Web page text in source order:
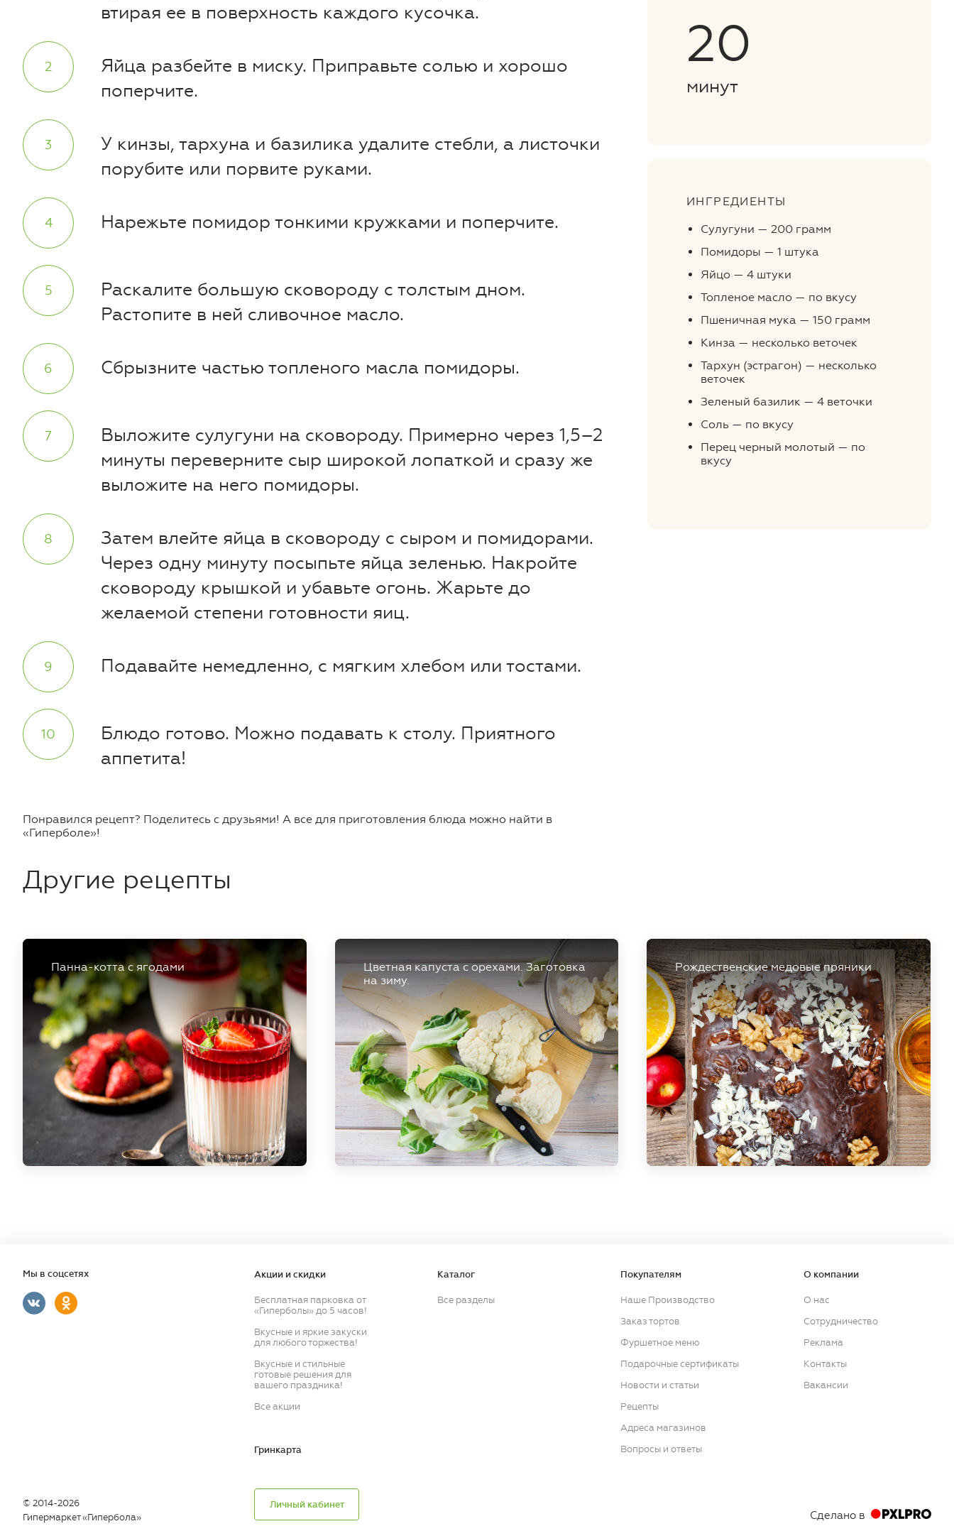
втирая ее в поверхность каждого кусочка.
Яйца разбейте в миску. Приправьте солью и хорошо
поперчите.
У кинзы, тархуна и базилика удалите стебли, а листочки
порубите или порвите руками.
Нарежьте помидор тонкими кружками и поперчите.
Раскалите большую сковороду с толстым дном.
Растопите в ней сливочное масло.
Сбрызните частью топленого масла помидоры.
Выложите сулугуни на сковороду. Примерно через 1,5–2
минуты переверните сыр широкой лопаткой и сразу же
выложите на него помидоры.
Затем влейте яйца в сковороду с сыром и помидорами.
Через одну минуту посыпьте яйца зеленью. Накройте
сковороду крышкой и убавьте огонь. Жарьте до
желаемой степени готовности яиц.
Подавайте немедленно, с мягким хлебом или тостами.
Блюдо готово. Можно подавать к столу. Приятного
аппетита!
Понравился рецепт? Поделитесь с друзьями! А все для приготовления блюда можно найти в
«Гиперболе»!
20
минут
ИНГРЕДИЕНТЫ
Сулугуни — 200 грамм
Помидоры — 1 штука
Яйцо — 4 штуки
Топленое масло — по вкусу
Пшеничная мука — 150 грамм
Кинза — несколько веточек
Тархун (эстрагон) — несколько
веточек
Зеленый базилик — 4 веточки
Соль — по вкусу
Перец черный молотый — по
вкусу
Другие рецепты
Панна-котта с ягодами
Цветная капуста с орехами. Заготовка
на зиму.
Рождественские медовые пряники
Акции и скидки
Бесплатная парковка от
«Гиперболы» до 5 часов!
Вкусные и яркие закуски
для любого торжества!
Вкусные и стильные
готовые решения для
вашего праздника!
Все акции
Гринкарта
Личный кабинет
Каталог
Все разделы
Покупателям
Наше Производство
Заказ тортов
Фуршетное меню
Подарочные сертификаты
Новости и статьи
Рецепты
Адреса магазинов
Вопросы и ответы
О компании
О нас
Сотрудничество
Реклама
Контакты
Вакансии
Мы в соцсетях
© 2014-2026
Гипермаркет «Гипербола»
Сделано в